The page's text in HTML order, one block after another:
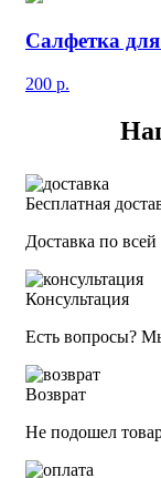
Салфетка
200 р.
Бесплатная
Доставка по
Консультация
Есть вопросы?
Возврат
Не подошел